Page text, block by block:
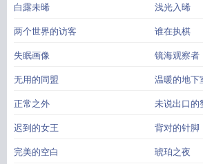
那场仪式上，在人群中央，在所有人的注视下，指尖
从此以后，镜海没人敢再说你半个字。”那是一个交易
最光洁的棋子。“要么学会游戏规则，要么彻底离开游
——她拿起画笔，画下了第一道裂缝。「你要屋檐下
由？」「我要画下所有看不见的风。」——#她最终没
不见的风险就是最大的风险
看不见的风景教育警示片
观看看不见的风景简谱 看不见的风景电视剧看不
白露未晞 浅光入晞
两个世界的访客 谁在执棋
失眠画像 镜海观察者
无用的同盟 温暖的地下
正常之外 未说出口的
迟到的女王 背对的针脚
完美的空白 琥珀之夜